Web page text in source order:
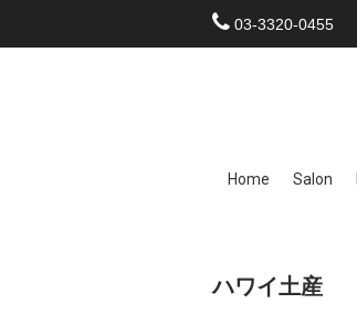
03-3320-0455
Home Salon
ハワイ土産